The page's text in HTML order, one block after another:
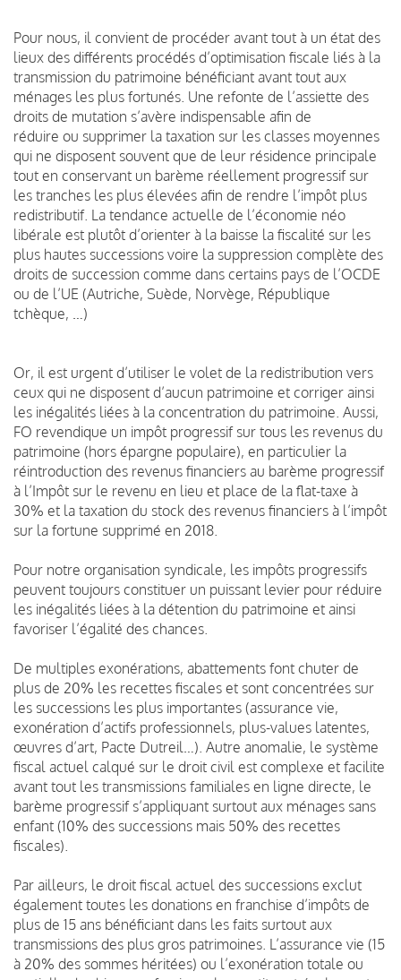
Pour nous, il convient de procéder avant tout à un état des
lieux des différents procédés d’optimisation fiscale liés à la
transmission du patrimoine bénéficiant avant tout aux
ménages les plus fortunés. Une refonte de l’assiette des
droits de mutation s’avère indispensable afin de
réduire ou supprimer la taxation sur les classes moyennes
qui ne disposent souvent que de leur résidence principale
tout en conservant un barème réellement progressif sur
les tranches les plus élevées afin de rendre l’impôt plus
redistributif. La tendance actuelle de l’économie néo
libérale est plutôt d’orienter à la baisse la fiscalité sur les
plus hautes successions voire la suppression complète des
droits de succession comme dans certains pays de l’OCDE
ou de l’UE (Autriche, Suède, Norvège, République
tchèque, …)
Or, il est urgent d’utiliser le volet de la redistribution vers
ceux qui ne disposent d’aucun patrimoine et corriger ainsi
les inégalités liées à la concentration du patrimoine. Aussi,
FO revendique un impôt progressif sur tous les revenus du
patrimoine (hors épargne populaire), en particulier la
réintroduction des revenus financiers au barème progressif
à l’Impôt sur le revenu en lieu et place de la flat-taxe à
30% et la taxation du stock des revenus financiers à l’impôt
sur la fortune supprimé en 2018.
Pour notre organisation syndicale, les impôts progressifs
peuvent toujours constituer un puissant levier pour réduire
les inégalités liées à la détention du patrimoine et ainsi
favoriser l’égalité des chances.
De multiples exonérations, abattements font chuter de
plus de 20% les recettes fiscales et sont concentrées sur
les successions les plus importantes (assurance vie,
exonération d’actifs professionnels, plus-values latentes,
œuvres d’art, Pacte Dutreil…). Autre anomalie, le système
fiscal actuel calqué sur le droit civil est complexe et facilite
avant tout les transmissions familiales en ligne directe, le
barème progressif s’appliquant surtout aux ménages sans
enfant (10% des successions mais 50% des recettes
fiscales).
Par ailleurs, le droit fiscal actuel des successions exclut
également toutes les donations en franchise d’impôts de
plus de 15 ans bénéficiant dans les faits surtout aux
transmissions des plus gros patrimoines. L’assurance vie (15
à 20% des sommes héritées) ou l’exonération totale ou